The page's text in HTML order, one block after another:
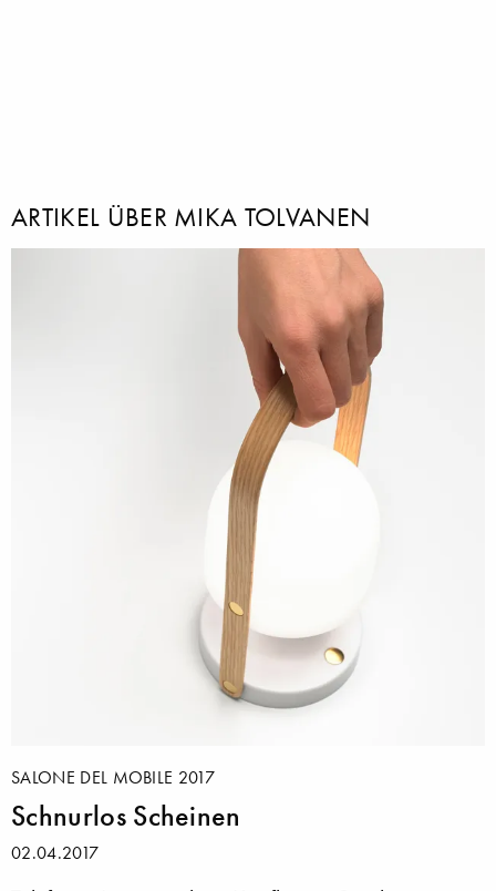
ARTIKEL ÜBER MIKA TOLVANEN
SALONE DEL MOBILE 2017
Schnurlos Scheinen
02.04.2017